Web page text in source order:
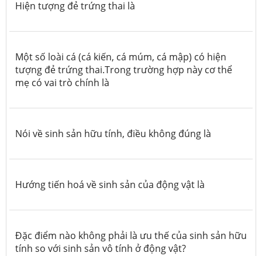
Hiện tượng đẻ trứng thai là
Một số loài cá (cá kiến, cá múm, cá mập) có hiện
tượng đẻ trứng thai.Trong trường hợp này cơ thể
mẹ có vai trò chính là
Nói về sinh sản hữu tính, điều không đúng là
Hướng tiến hoá về sinh sản của động vật là
Đặc điểm nào không phải là ưu thế của sinh sản hữu
tính so với sinh sản vô tính ở động vật?